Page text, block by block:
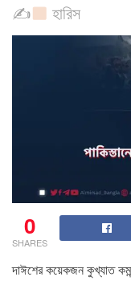
✍ হারিস
0
SHARES
দাঈশের কয়েকজন কুখ্যাত